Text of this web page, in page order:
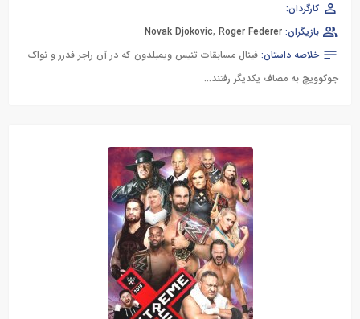
کارگردان:
بازیگران:
Novak Djokovic, Roger Federer
خلاصه داستان:فینال مسابقات تنیس ویمبلدون که در آن راجر فدرر و نواک
جوکوویچ به مصاف یکدیگر رفتند...